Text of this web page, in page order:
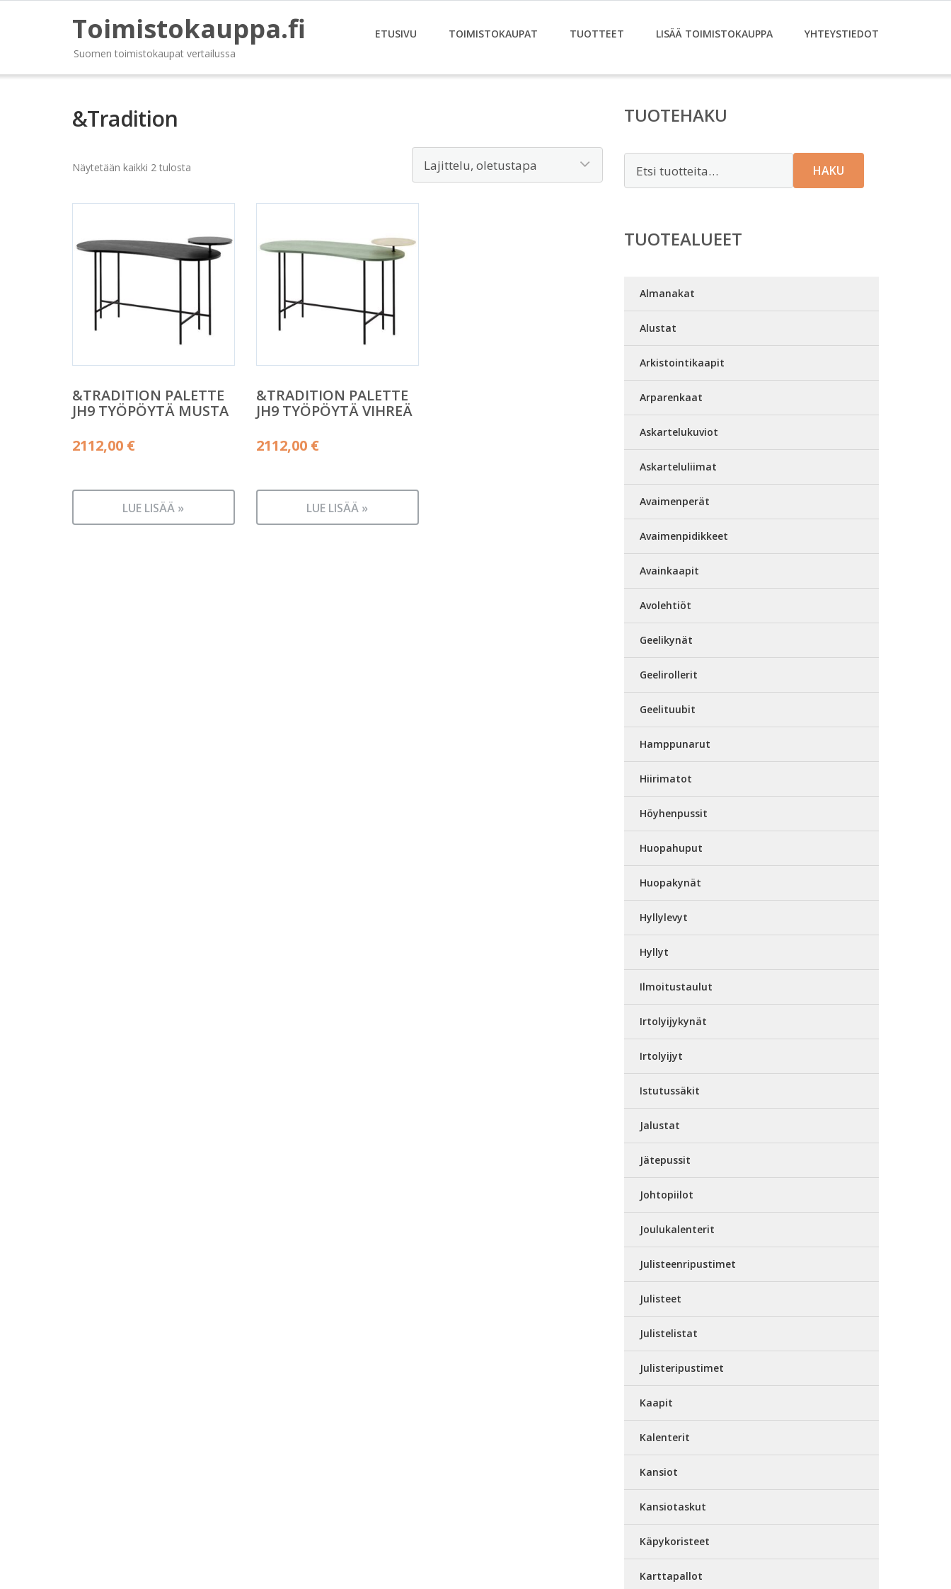
Toimistokauppa.fi
Suomen toimistokaupat vertailussa
ETUSIVU TOIMISTOKAUPAT TUOTTEET LISÄÄ TOIMISTOKAUPPA YHTEYSTIEDOT
&Tradition
Näytetään kaikki 2 tulosta
&TRADITION PALETTE
JH9 TYÖPÖYTÄ MUSTA
2112,00 €
LUE LISÄÄ »
&TRADITION PALETTE
JH9 TYÖPÖYTÄ VIHREÄ
2112,00 €
LUE LISÄÄ »
TUOTEHAKU
HAKU
TUOTEALUEET
Almanakat
Alustat
Arkistointikaapit
Arparenkaat
Askartelukuviot
Askarteluliimat
Avaimenperät
Avaimenpidikkeet
Avainkaapit
Avolehtiöt
Geelikynät
Geelirollerit
Geelituubit
Hamppunarut
Hiirimatot
Höyhenpussit
Huopahuput
Huopakynät
Hyllylevyt
Hyllyt
Ilmoitustaulut
Irtolyijykynät
Irtolyijyt
Istutussäkit
Jalustat
Jätepussit
Johtopiilot
Joulukalenterit
Julisteenripustimet
Julisteet
Julistelistat
Julisteripustimet
Kaapit
Kalenterit
Kansiot
Kansiotaskut
Käpykoristeet
Karttapallot